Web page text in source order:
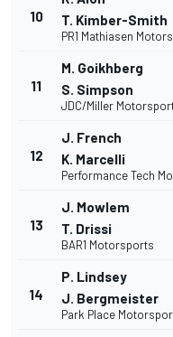
10
T. Kimber-Smith
PR1 Mathiasen
11
M. Goikhberg
S. Simpson
JDC/Miller
12
J. French
K. Marcelli
Performance Tech
13
J. Mowlem
T. Drissi
BAR1 Motorsports
14
P. Lindsey
J. Bergmeister
Park Place